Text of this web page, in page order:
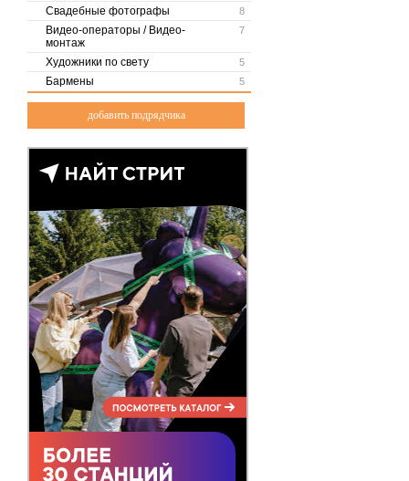
8
Свадебные фотографы
7
Видео-операторы / Видео-
монтаж
5
Художники по свету
5
Бармены
добавить подрядчика